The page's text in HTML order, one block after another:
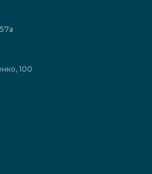
анализов
программы
100